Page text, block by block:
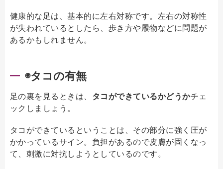
健康的な足は、基本的に左右対称です。左右の対称性
が失われているとしたら、歩き方や履物などに問題が
あるかもしれません。
◉タコの有無
足の裏を見るときは、 タコができているかどうかチェ
ックしましょう。
タコができているということは、その部分に強く圧が
かかっているサイン。負担があるので皮膚が固くなっ
て、刺激に対抗しようとしているのです。